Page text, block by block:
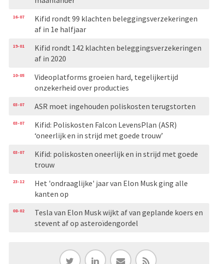
16-07
Kifid rondt 99 klachten beleggingsverzekeringen
af in 1e halfjaar
19-01
Kifid rondt 142 klachten beleggingsverzekeringen
af in 2020
10-05
Videoplatforms groeien hard, tegelijkertijd
onzekerheid over producties
03-07 ASR moet ingehouden poliskosten terugstorten
03-07
Kifid: Poliskosten Falcon LevensPlan (ASR)
‘oneerlijk en in strijd met goede trouw’
03-07
Kifid: poliskosten oneerlijk en in strijd met goede
trouw
23-12
Het 'ondraaglijke' jaar van Elon Musk ging alle
kanten op
08-02
Tesla van Elon Musk wijkt af van geplande koers en
stevent af op asteroïdengordel